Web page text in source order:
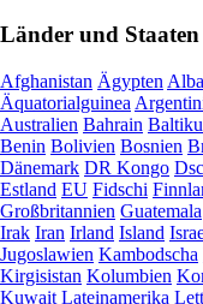
Länder und Staaten
Afghanistan Ägypten
Äquatorialguinea
Australien Bahrain
Benin Bolivien Bosnien
Dänemark DR Kongo
Estland EU Fidschi
Großbritannien Guatemala
Irak Iran Irland Island
Jugoslawien Kambodscha
Kirgisistan Kolumbien
Kuwait Lateinamerika